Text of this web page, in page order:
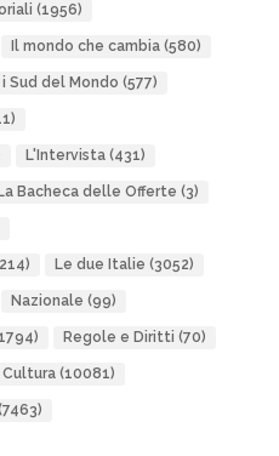
(1956)
Il mondo che cambia(580)
i Sud del Mondo (577)
L'Intervista(431)
La Bacheca delle Offerte (3)
Le due Italie (3052)
Nazionale (99)
Regole e Diritti (70)
(10081)